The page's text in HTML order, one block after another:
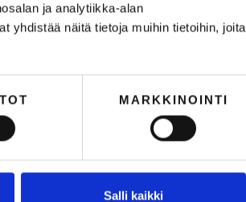
ja analytiikka-alan
yhdistää näitä tietoja muihin tietoihin, joita
MARKKINOINTI
Salli kaikki